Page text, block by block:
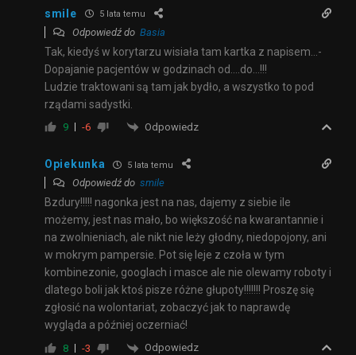
smile 5 lata temu
Odpowiedź do Basia
Tak, kiedyś w korytarzu wisiała tam kartka z napisem…-
Dopajanie pacjentów w godzinach od….do…!!!
Ludzie traktowani są tam jak bydło, a wszystko to pod
rządami sadystki.
9 -6 Odpowiedz
Opiekunka 5 lata temu
Odpowiedź do smile
Bzdury!!!!! nagonka jest na nas, dajemy z siebie ile
możemy, jest nas mało, bo większość na kwarantannie i
na zwolnieniach, ale nikt nie leży głodny, niedopojony, ani
w mokrym pampersie. Pot się leje z czoła w tym
kombinezonie, googlach i masce ale nie olewamy roboty i
dlatego boli jak ktoś pisze różne głupoty!!!!!!! Proszę się
zgłosić na wolontariat, zobaczyć jak to naprawdę
wygląda a później oczerniać!
8 -3 Odpowiedz